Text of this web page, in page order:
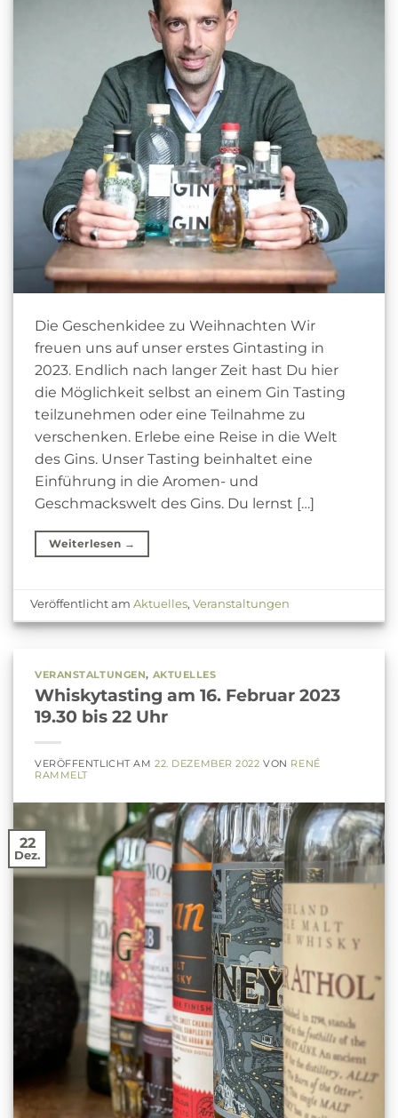
Die Geschenkidee zu Weihnachten Wir
freuen uns auf unser erstes Gintasting in
2023. Endlich nach langer Zeit hast Du hier
die Möglichkeit selbst an einem Gin Tasting
teilzunehmen oder eine Teilnahme zu
verschenken. Erlebe eine Reise in die Welt
des Gins. Unser Tasting beinhaltet eine
Einführung in die Aromen- und
Geschmackswelt des Gins. Du lernst […]
Weiterlesen →
Veröffentlicht amAktuelles,Veranstaltungen
VERANSTALTUNGEN, AKTUELLES
Whiskytasting am 16. Februar 2023
19.30 bis 22 Uhr
VERÖFFENTLICHT AM22. DEZEMBER 2022 VON RENÉ
RAMMELT
22
Dez.